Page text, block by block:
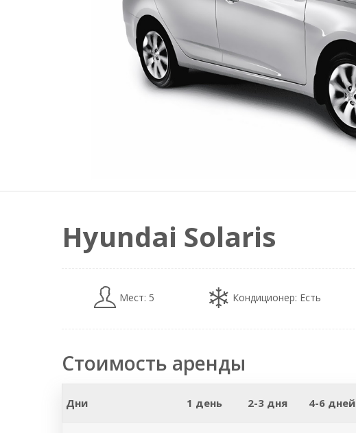
Hyundai Solaris
Мест: 5 Кондиционер: Есть
Стоимость аренды
Дни 1 день 2-3 дня 4-6 дней